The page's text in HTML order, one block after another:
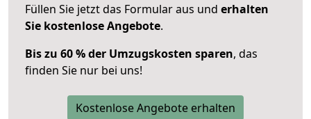
Füllen Sie jetzt das Formular aus und erhalten
Sie kostenlose Angebote.
Bis zu 60 % der Umzugskosten sparen, das
finden Sie nur bei uns!
Kostenlose Angebote erhalten